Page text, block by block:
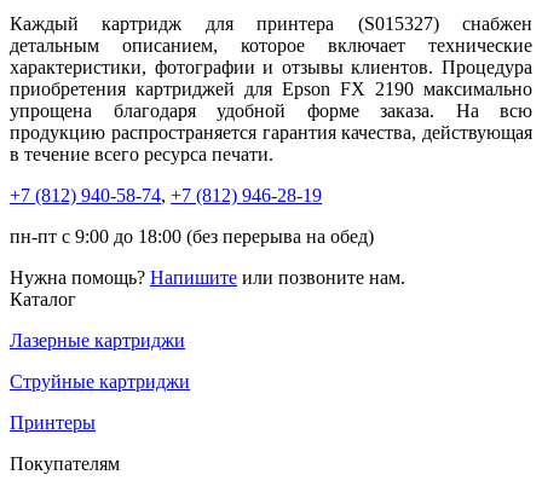
Каждый картридж для принтера (S015327) снабжен
детальным описанием, которое включает технические
характеристики, фотографии и отзывы клиентов. Процедура
приобретения картриджей для Epson FX 2190 максимально
упрощена благодаря удобной форме заказа. На всю
продукцию распространяется гарантия качества, действующая
в течение всего ресурса печати.
+7 (812) 940-58-74, +7 (812) 946-28-19
пн-пт с 9:00 до 18:00 (без перерыва на обед)
Нужна помощь? Напишите или позвоните нам.
Каталог
Лазерные картриджи
Струйные картриджи
Принтеры
Покупателям